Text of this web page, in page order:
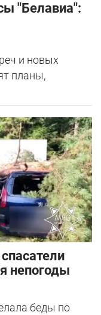
"Белавиа":
и новых
планы,
непогоды
беды по